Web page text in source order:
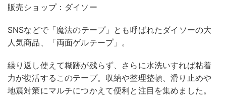
販売ショップ：ダイソー
SNSなどで「魔法のテープ」とも呼ばれたダイソーの大
人気商品、「両面ゲルテープ」。
繰り返し使えて糊跡が残らず、さらに水洗いすれば粘着
力が復活するこのテープ。収納や整理整頓、滑り止めや
地震対策にマルチにつかえて便利と注目を集めました。